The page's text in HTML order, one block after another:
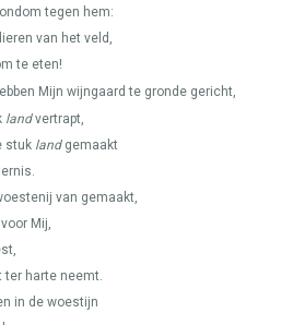
tegen hem:
van het veld,
te eten!
Mijn wijngaard te gronde gericht,
landvertrapt,
stuk landgemaakt
van gemaakt,
Mij,
ter harte neemt.
in de woestijn